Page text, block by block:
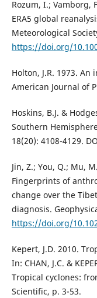
Rozum, I.; Vamborg,
ERA5 global
Meteorological
https://doi.org/
Holton, J.R. 1973.
American Journal of
Hoskins, B.J. &
Southern
18(20): 4108-4129.
Jin, Z.; You, Q.; Mu,
Fingerprints of
change over the
diagnosis.
https://doi.org/
Kepert, J.D. 2010.
In: CHAN, J.C. &
Tropical cyclones:
Scientific, p. 3-53.